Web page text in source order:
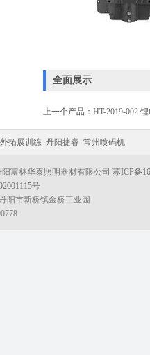
全面展示
上一个产品： HT-2019-002
拓展训练 丹阳捷睿 常州喷码机
富林华泰照明器材有限公司 苏ICP备
号
阳市新桥镇金桥工业园